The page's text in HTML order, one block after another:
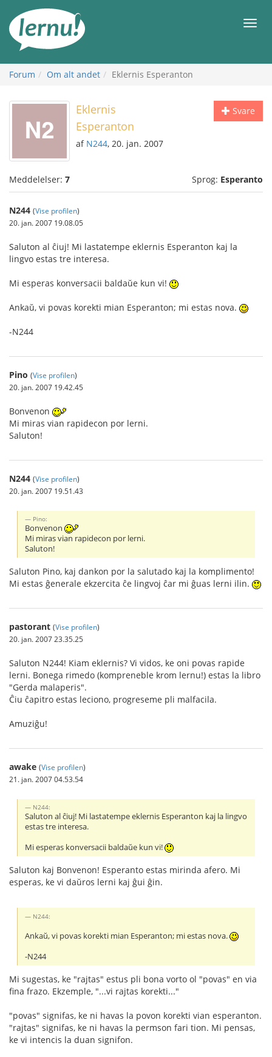
indholdet
Forum Om alt andet Eklernis Esperanton
Svare
Eklernis
Esperanton
af N244, 20. jan. 2007
Meddelelser: 7 Sprog: Esperanto
N244 (Vise profilen)
20. jan. 2007 19.08.05
Saluton al ĉiuj! Mi lastatempe eklernis Esperanton kaj la
lingvo estas tre interesa.
Mi esperas konversacii baldaŭe kun vi!
Ankaŭ, vi povas korekti mian Esperanton; mi estas nova.
-N244
Pino (Vise profilen)
20. jan. 2007 19.42.45
Bonvenon
Mi miras vian rapidecon por lerni.
Saluton!
N244 (Vise profilen)
20. jan. 2007 19.51.43
Pino:
Bonvenon
Mi miras vian rapidecon por lerni.
Saluton!
Saluton Pino, kaj dankon por la salutado kaj la komplimento!
Mi estas ĝenerale ekzercita ĉe lingvoj ĉar mi ĝuas lerni ilin.
pastorant (Vise profilen)
20. jan. 2007 23.35.25
Saluton N244! Kiam eklernis? Vi vidos, ke oni povas rapide
lerni. Bonega rimedo (kompreneble krom lernu!) estas la libro
"Gerda malaperis".
Ĉiu ĉapitro estas leciono, progreseme pli malfacila.
Amuziĝu!
awake (Vise profilen)
21. jan. 2007 04.53.54
N244:
Saluton al ĉiuj! Mi lastatempe eklernis Esperanton kaj la lingvo
estas tre interesa.
Mi esperas konversacii baldaŭe kun vi!
Saluton kaj Bonvenon! Esperanto estas mirinda afero. Mi
esperas, ke vi daŭros lerni kaj ĝui ĝin.
N244:
Ankaŭ, vi povas korekti mian Esperanton; mi estas nova.
-N244
Mi sugestas, ke "rajtas" estus pli bona vorto ol "povas" en via
fina frazo. Ekzemple, "...vi rajtas korekti..."
"povas" signifas, ke ni havas la povon korekti vian esperanton.
"rajtas" signifas, ke ni havas la permson fari tion. Mi pensas,
ke vi intencis la duan signifon.